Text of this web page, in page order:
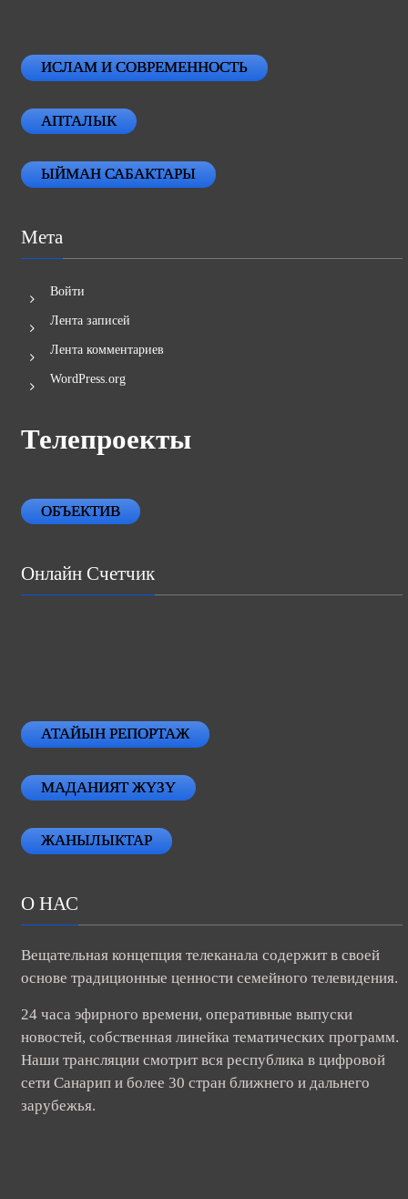
ИСЛАМ И СОВРЕМЕННОСТЬ
АПТАЛЫК
ЫЙМАН САБАКТАРЫ
Мета
Войти
Лента записей
Лента комментариев
WordPress.org
Телепроекты
ОБЪЕКТИВ
Онлайн Счетчик
АТАЙЫН РЕПОРТАЖ
МАДАНИЯТ ЖҮЗҮ
ЖАНЫЛЫКТАР
О НАС
Вещательная концепция телеканала содержит в своей
основе традиционные ценности семейного телевидения.
24 часа эфирного времени, оперативные выпуски
новостей, собственная линейка тематических программ.
Наши трансляции смотрит вся республика в цифровой
сети Санарип и более 30 стран ближнего и дальнего
зарубежья.